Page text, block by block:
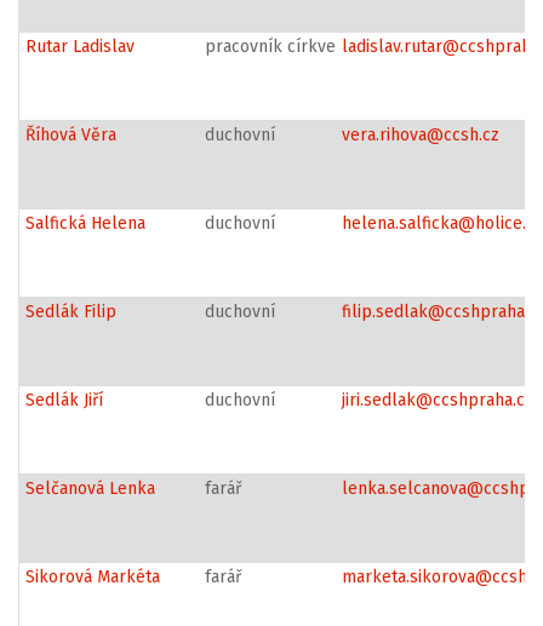
Rutar Ladislav pracovník církve
Říhová Věra duchovní vera.rihova@ccsh.cz
Salfická Helena duchovní helena.salficka@holice.cz
Sedlák Filip duchovní
Sedlák Jiří duchovní jiri.sedlak@ccshpraha.cz
Selčanová Lenka farář
Sikorová Markéta farář